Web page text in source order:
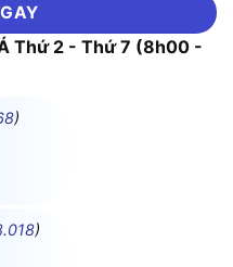
Thứ 2 - Thứ 7 (8h00 -
)
)